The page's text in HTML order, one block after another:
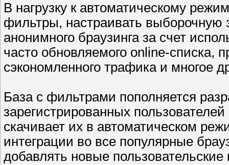
В нагрузку к автоматическому
фильтры, настраивать выборочную
анонимного браузинга за счет
часто обновляемого online-списка,
сэкономленного трафика и многое
База с фильтрами пополняется
зарегистрированных
скачивает их в автоматическом
интеграции во все популярные
добавлять новые